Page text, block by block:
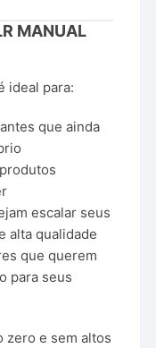
MANUAL
ideal para:
que ainda
escalar seus
alta qualidade
que querem
para seus
zero e sem altos